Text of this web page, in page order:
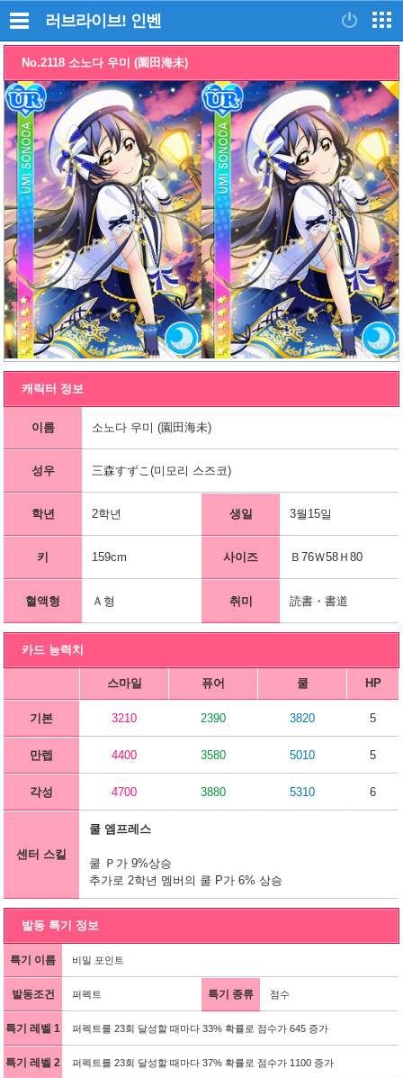
러브라이브! 인벤
No.2118 소노다 우미 (園田海未)
캐릭터 정보
이름 소노다 우미 (園田海未)
성우 三森すずこ(미모리 스즈코)
학년 2학년 생일 3월15일
키 159cm 사이즈 Ｂ76Ｗ58Ｈ80
혈액형 Ａ형 취미 読書・書道
카드 능력치
스마일 퓨어 쿨 HP
기본 3210 2390 3820 5
만렙 4400 3580 5010 5
각성 4700 3880 5310 6
센터 스킬
쿨 엠프레스
쿨 Ｐ가 9%상승
추가로 2학년 멤버의 쿨 P가 6% 상승
발동 특기 정보
특기 이름 비밀 포인트
발동조건 퍼펙트 특기 종류 점수
특기 레벨 1 퍼펙트를 23회 달성할 때마다 33% 확률로 점수가 645 증가
특기 레벨 2 퍼펙트를 23회 달성할 때마다 37% 확률로 점수가 1100 증가